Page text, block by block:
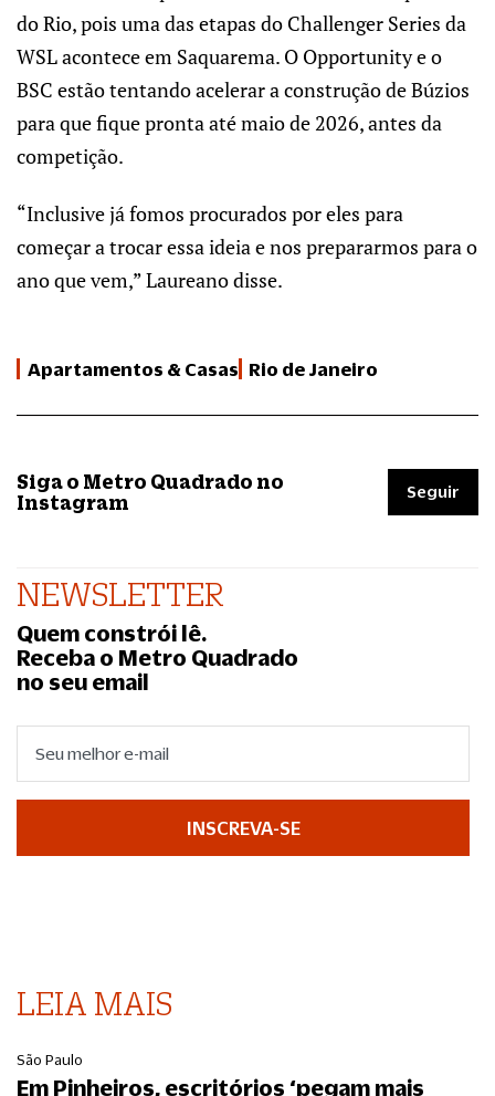
do Rio, pois uma das etapas do Challenger Series da
WSL acontece em Saquarema. O Opportunity e o
BSC estão tentando acelerar a construção de Búzios
para que fique pronta até maio de 2026, antes da
competição.
“Inclusive já fomos procurados por eles para
começar a trocar essa ideia e nos prepararmos para o
ano que vem,” Laureano disse.
Apartamentos & Casas Rio de Janeiro
Siga o Metro Quadrado no
Instagram
Seguir
NEWSLETTER
Quem constrói lê.
Receba o Metro Quadrado
no seu email
INSCREVA-SE
LEIA MAIS
São Paulo
Em Pinheiros, escritórios ‘pegam mais